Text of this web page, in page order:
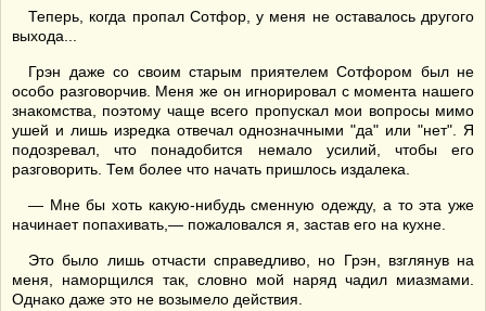
Теперь, когда пропал Сотфор, у меня не оставалось другого
выхода...
Грэн даже со своим старым приятелем Сотфором был не
особо разговорчив. Меня же он игнорировал с момента нашего
знакомства, поэтому чаще всего пропускал мои вопросы мимо
ушей и лишь изредка отвечал однозначными "да" или "нет". Я
подозревал, что понадобится немало усилий, чтобы его
разговорить. Тем более что начать пришлось издалека.
— Мне бы хоть какую-нибудь сменную одежду, а то эта уже
начинает попахивать,— пожаловался я, застав его на кухне.
Это было лишь отчасти справедливо, но Грэн, взглянув на
меня, наморщился так, словно мой наряд чадил миазмами.
Однако даже это не возымело действия.